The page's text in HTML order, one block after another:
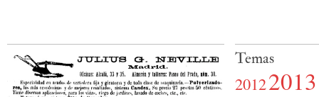
Temas
20122013